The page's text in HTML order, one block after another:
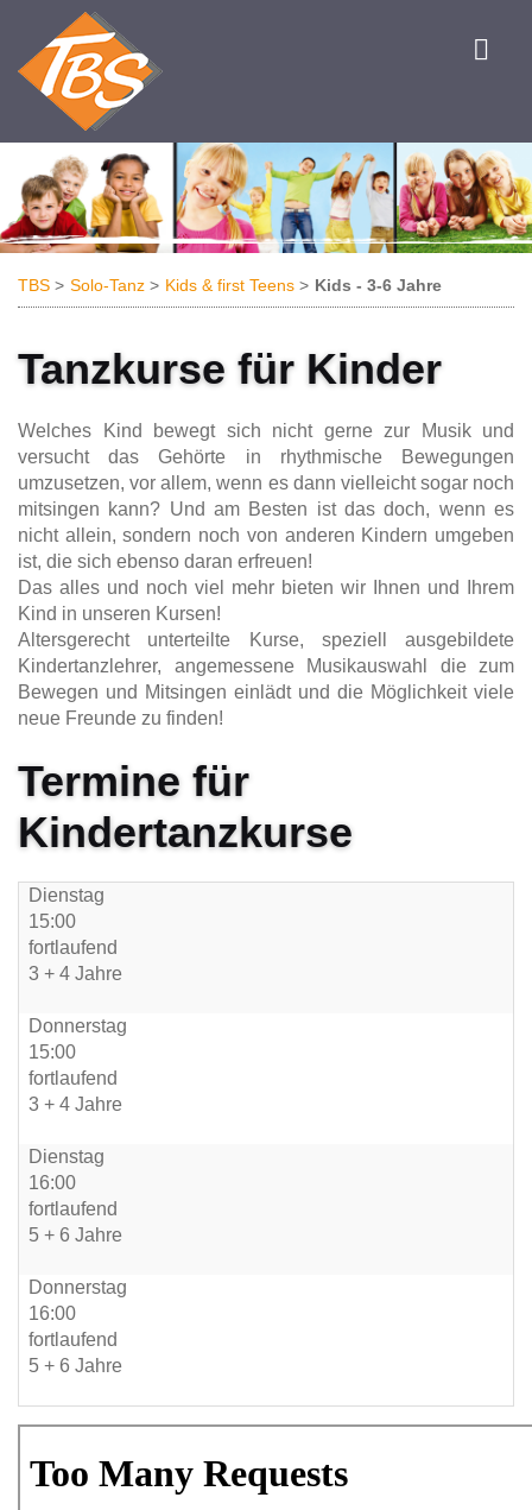
TBS Solo-Tanz Kids & first Teens Kids - 3-6 Jahre
Tanzkurse für Kinder
Welches Kind bewegt sich nicht gerne zur Musik und
versucht das Gehörte in rhythmische Bewegungen
umzusetzen, vor allem, wenn es dann vielleicht sogar noch
mitsingen kann? Und am Besten ist das doch, wenn es
nicht allein, sondern noch von anderen Kindern umgeben
ist, die sich ebenso daran erfreuen!
Das alles und noch viel mehr bieten wir Ihnen und Ihrem
Kind in unseren Kursen!
Altersgerecht unterteilte Kurse, speziell ausgebildete
Kindertanzlehrer, angemessene Musikauswahl die zum
Bewegen und Mitsingen einlädt und die Möglichkeit viele
neue Freunde zu finden!
Termine für
Kindertanzkurse
Dienstag
15:00
fortlaufend
3 + 4 Jahre
Donnerstag
15:00
fortlaufend
3 + 4 Jahre
Dienstag
16:00
fortlaufend
5 + 6 Jahre
Donnerstag
16:00
fortlaufend
5 + 6 Jahre